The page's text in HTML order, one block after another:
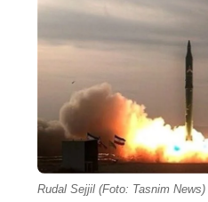
Rudal Sejjil (Foto: Tasnim News)